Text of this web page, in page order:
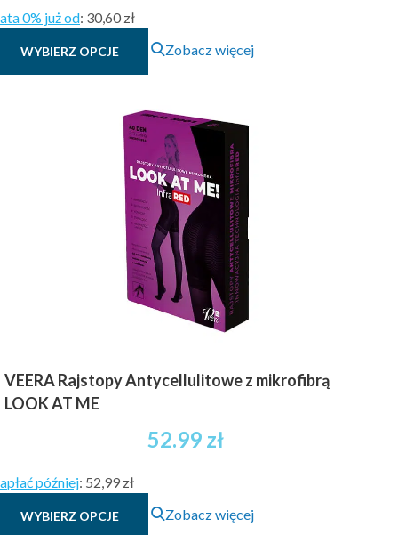
0% już od: 30,60 zł
WYBIERZ OPCJE
Ten
produkt
wariantów.
Opcje
można
wybrać
na
stronie
produktu
Zobacz więcej
VEERA Rajstopy Antycellulitowe z mikrofibrą
LOOK AT ME
52.99 zł
później: 52,99 zł
WYBIERZ OPCJE
Ten
produkt
Zobacz więcej